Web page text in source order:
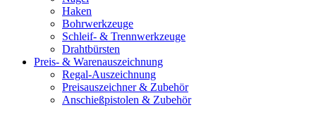
Haken
Bohrwerkzeuge
Schleif- & Trennwerkzeuge
Drahtbürsten
Preis- & Warenauszeichnung
Regal-Auszeichnung
Preisauszeichner & Zubehör
Anschießpistolen & Zubehör